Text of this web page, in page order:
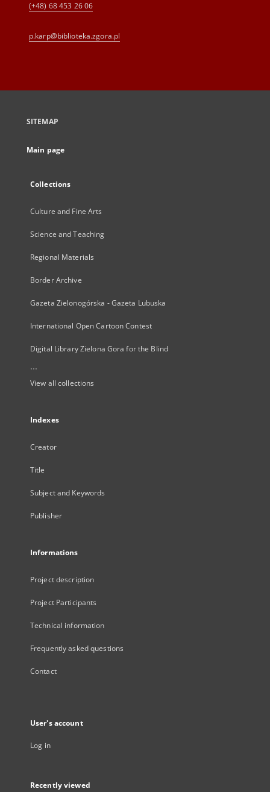
(+48) 68 453 26 06
p.karp@biblioteka.zgora.pl
SITEMAP
Main page
Collections
Culture and Fine Arts
Science and Teaching
Regional Materials
Border Archive
Gazeta Zielonogórska - Gazeta Lubuska
International Open Cartoon Contest
Digital Library Zielona Gora for the Blind
...
View all collections
Indexes
Creator
Title
Subject and Keywords
Publisher
Informations
Project description
Project Participants
Technical information
Frequently asked questions
Contact
User's account
Log in
Recently viewed